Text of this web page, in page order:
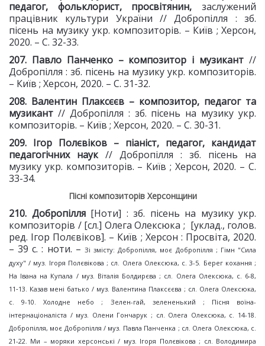
педагог, фольклорист, просвітянин, заслужений
працівник культури України // Добропілля : зб.
пісень на музику укр. композиторів. – Київ ; Херсон,
2020. – С. 32-33.
207. Павло Панченко – композитор і музикант //
Добропілля : зб. пісень на музику укр. композиторів.
– Київ ; Херсон, 2020. – С. 31-32.
208. Валентин Плаксєєв – композитор, педагог та
музикант // Добропілля : зб. пісень на музику укр.
композиторів. – Київ ; Херсон, 2020. – С. 30-31.
209. Ігор Полєвіков – піаніст, педагог, кандидат
педагогічних наук// Добропілля : зб. пісень на
музику укр. композиторів. – Київ ; Херсон, 2020. – С.
33-34.
Пісні композиторів Херсонщини
210. Добропілля[Ноти] : зб. пісень на музику укр.
композиторів / [сл.] Олега Олексюка ; [уклад., голов.
ред. Ігор Полєвіков]. – Київ ; Херсон : Просвіта, 2020.
– 39 с. : ноти. – Зі змісту: Добропілля, моє Добропілля ; Гімн "Сила
духу" / муз. Ігоря Полєвікова ; сл. Олега Олексюка, с. 3-5. Берег кохання ;
На Івана на Купала / муз. Віталія Болдирєва ; сл. Олега Олексюка, с. 6-8,
11‑13. Казав мені батько / муз. Валентина Плаксєєва ; сл. Олега Олексюка,
с. 9-10. Холодне небо ; Зелен-гай, зелененький ; Пісня воїна-
інтернаціоналіста / муз. Олени Гончарук ; сл. Олега Олексюка, с. 14-18.
Добропілля, моє Добропілля / муз. Павла Панченка ; сл. Олега Олексюка, с.
21-22. Ми – моряки херсонські / муз. Ігоря Полєвікова ; сл. Володимира